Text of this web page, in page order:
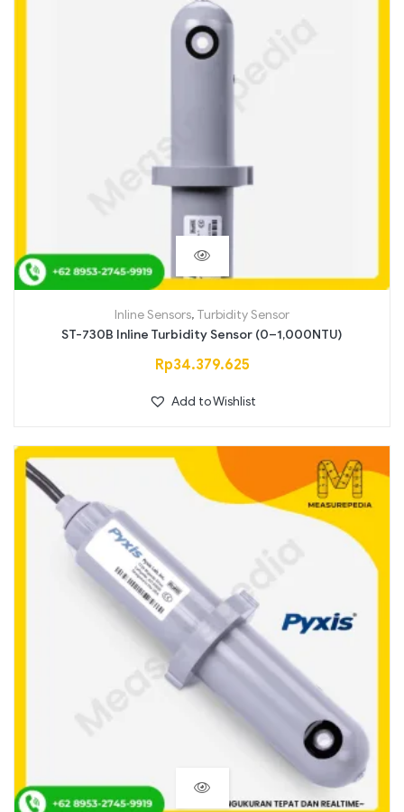
Inline Sensors, Turbidity Sensor
ST-730B Inline Turbidity Sensor (0–1,000NTU)
Rp34.379.625
Add to Wishlist